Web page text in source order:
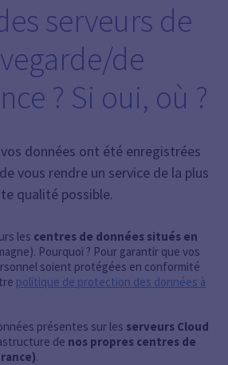
serveurs de
de
? Si oui, où ?
données ont été enregistrées
vous rendre un service de la plus
qualité possible.
les centres de données situés en
Pourquoi ? Pour garantir que vos
soient protégées en conformité
politique de protection des données à
présentes sur les serveurs Cloud
de nos propres centres de
.